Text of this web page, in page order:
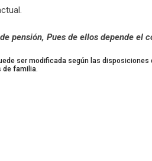
pensión, Pues de ellos depende el
ser modificada según las
de familia.